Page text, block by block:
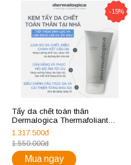
-15%
Tẩy da chết toàn thân
Dermalogica Thermafoliant
Body Scrub
1.317.500đ
1.550.000đ
Mua ngay